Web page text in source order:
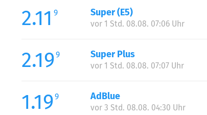
2.11 9 Super (E5)
vor 1 Std. 08.08. 07:06 Uhr
2.199 Super Plus
vor 1 Std. 08.08. 07:07 Uhr
1.199 AdBlue
vor 3 Std. 08.08. 04:30 Uhr